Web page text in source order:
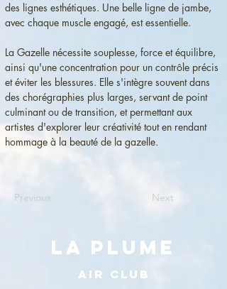
des lignes esthétiques. Une belle ligne de jambe,
avec chaque muscle engagé, est essentielle.
La Gazelle nécessite souplesse, force et équilibre,
ainsi qu'une concentration pour un contrôle précis
et éviter les blessures. Elle s'intègre souvent dans
des chorégraphies plus larges, servant de point
culminant ou de transition, et permettant aux
artistes d'explorer leur créativité tout en rendant
hommage à la beauté de la gazelle.
Previous Next
LA PLUME
AIR CLUB